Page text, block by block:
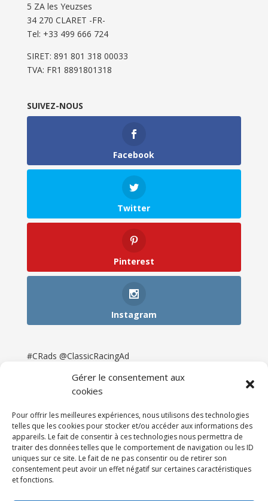
Gérer le consentement aux
cookies
Pour offrir les meilleures expériences, nous utilisons des technologies
telles que les cookies pour stocker et/ou accéder aux informations des
appareils. Le fait de consentir à ces technologies nous permettra de
traiter des données telles que le comportement de navigation ou les ID
uniques sur ce site. Le fait de ne pas consentir ou de retirer son
consentement peut avoir un effet négatif sur certaines caractéristiques
et fonctions.
5 ZA les Yeuzses
34 270 CLARET -FR-
Tel: ‭+33 499 666 724‬
SIRET: 891 801 318 00033
TVA: FR1 8891801318
SUIVEZ-NOUS
Facebook
Twitter
Pinterest
Instagram
#CRads @ClassicRacingAd